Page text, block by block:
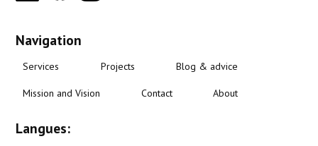
Navigation
Services Projects Blog & advice
Mission and Vision Contact About
Langues: